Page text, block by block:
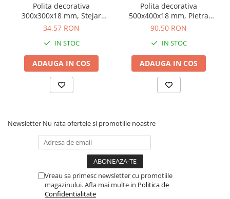
Polita decorativa
300x300x18 mm, Stejar
Bardolino Natur H1145
34,57 RON
IN STOC
ADAUGA IN COS
Polita decorativa
500x400x18 mm, Pietra
Grigia negru F206 ST9,
90,50 RON
IN STOC
ADAUGA IN COS
Newsletter Nu rata ofertele si promotiile noastre
Vreau sa primesc newsletter cu promotiile
magazinului. Afla mai multe in Politica de
Confidentialitate